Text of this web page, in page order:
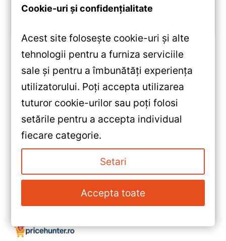
«Navigație Auto MOSS M2
Peugeot 408 2012-2020 –
Android 10, 4+32GB, Ecran IPS
9″ Octa-core, 4G și Bluetooth
Navigație Auto MOSS M2
pentru Peugeot 308 2013-2017
– Android 10, 4+32GB, 9” IPS,
Octa-Core 1.6Ghz, 4G,
Bluetooth 5.1 și DSP Audio
Cookie-uri și confidențialitate
Acest site folosește cookie-uri și alte
tehnologii pentru a furniza serviciile
sale și pentru a îmbunătăți experiența
utilizatorului. Poți accepta utilizarea
tuturor cookie-urilor sau poți folosi
setările pentru a accepta individual
fiecare categorie.
Setari
Accepta toate